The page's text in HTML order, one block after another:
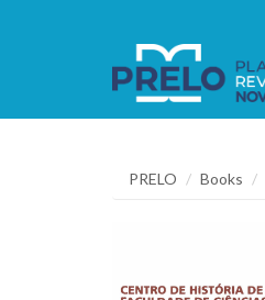
PRELO Books